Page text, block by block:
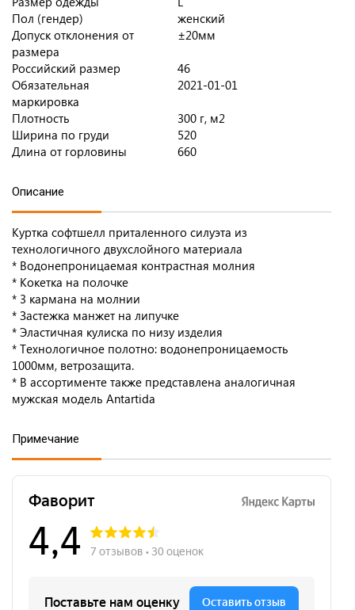
Пол (гендер)
женский
Допуск отклонения от
размера
±20мм
Российский размер
46
Обязательная
маркировка
2021-01-01
Плотность
300 г, м2
Ширина по груди
520
Длина от горловины
660
Описание
Куртка софтшелл приталенного силуэта из
технологичного двухслойного материала
* Водонепроницаемая контрастная молния
* Кокетка на полочке
* 3 кармана на молнии
* Застежка манжет на липучке
* Эластичная кулиска по низу изделия
* Технологичное полотно: водонепроницаемость
1000мм, ветрозащита.
* В ассортименте также представлена аналогичная
мужская модель Antartida
Примечание